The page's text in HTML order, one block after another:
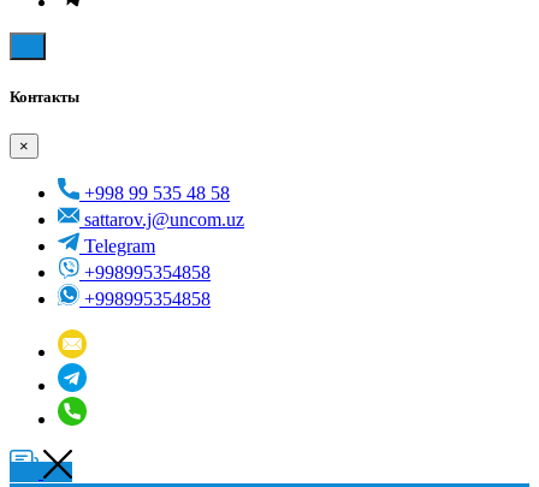
Контакты
×
+998 99 535 48 58
sattarov.j@uncom.uz
Telegram
+998995354858
+998995354858